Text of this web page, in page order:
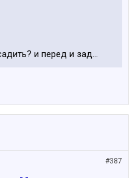
и перед и зад...
#387